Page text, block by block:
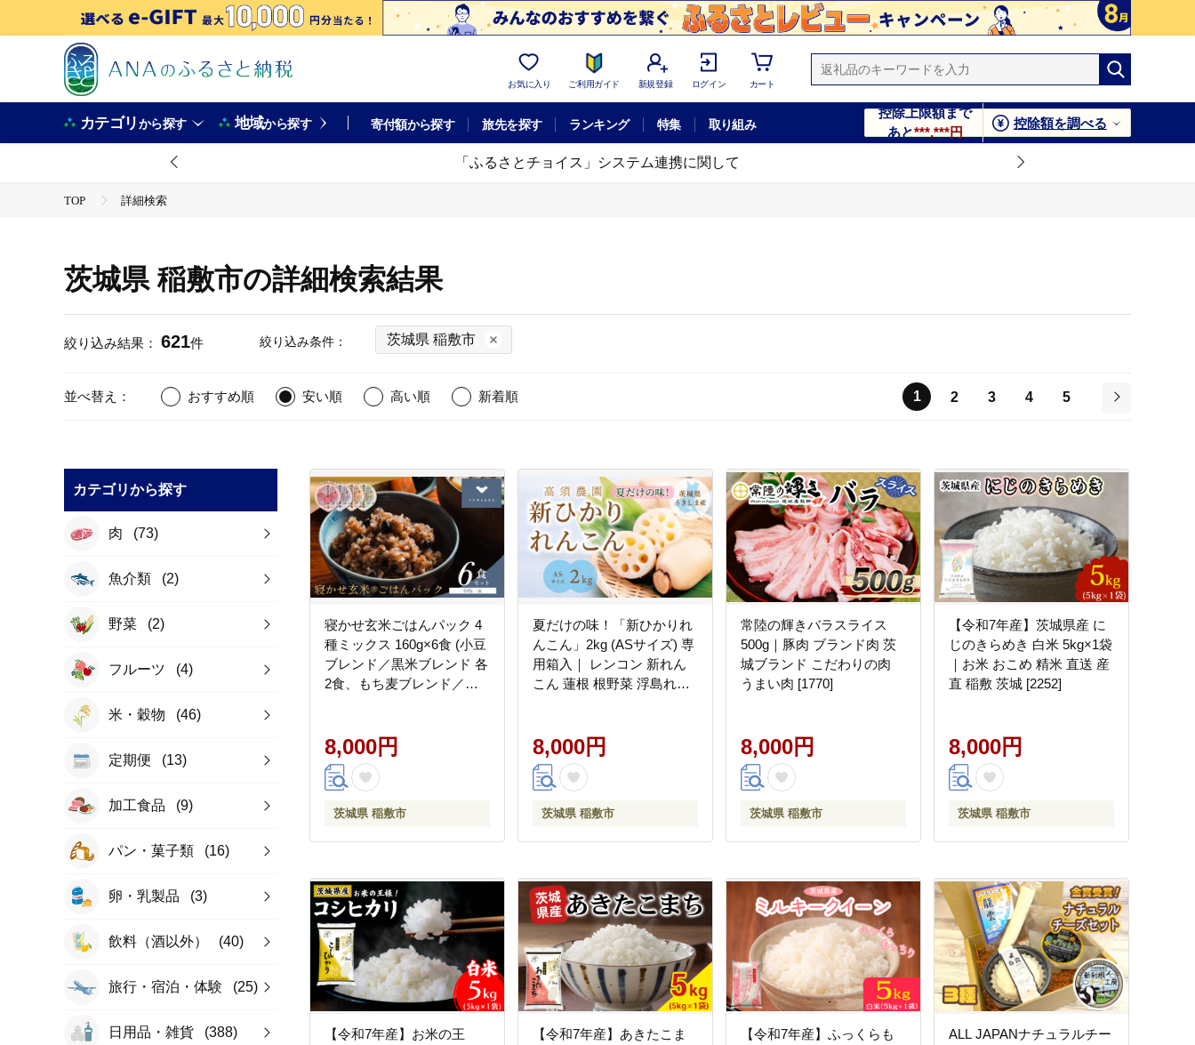
お気に入り ご利用ガイド 新規登録 ログイン カート
カテゴリから探す 地域から探す 寄付額から探す 旅先を探す ランキング 特集 取り組み
控除上限額まで
あと***,***円
控除額を調べる
「ふるさとチョイス」システム連携に関して
TOP 詳細検索
茨城県 稲敷市の詳細検索結果
絞り込み結果： 621件 絞り込み条件： 茨城県 稲敷市
並べ替え： おすすめ順 安い順 高い順 新着順 1 2 3 4
5
カテゴリから探す
肉 (73)
魚介類 (2)
野菜 (2)
フルーツ (4)
米・穀物 (46)
定期便 (13)
加工食品 (9)
パン・菓子類 (16)
卵・乳製品 (3)
飲料（酒以外） (40)
旅行・宿泊・体験 (25)
日用品・雑貨 (388)
寝かせ玄米ごはんパック 4
種ミックス 160g×6食 (小豆
ブレンド／黒米ブレンド 各
2食、もち麦ブレンド／十
一人暮らし レトルト 雑穀
[1731]
8,000円
茨城県 稲敷市
夏だけの味！「新ひかりれ
んこん」2kg (ASサイズ) 専
用箱入｜ レンコン 新れん
こん 蓮根 根野菜 浮島れん
8,000円
茨城県 稲敷市
常陸の輝きバラスライス
500g｜豚肉 ブランド肉 茨
城ブランド こだわりの肉
うまい肉 [1770]
8,000円
茨城県 稲敷市
【令和7年産】茨城県産 に
じのきらめき 白米 5kg×1袋
｜お米 おこめ 精米 直送 産
直 稲敷 茨城 [2252]
8,000円
茨城県 稲敷市
【令和7年産】お米の王
【令和7年産】あきたこま
【令和7年産】ふっくらも
ALL JAPANナチュラルチー